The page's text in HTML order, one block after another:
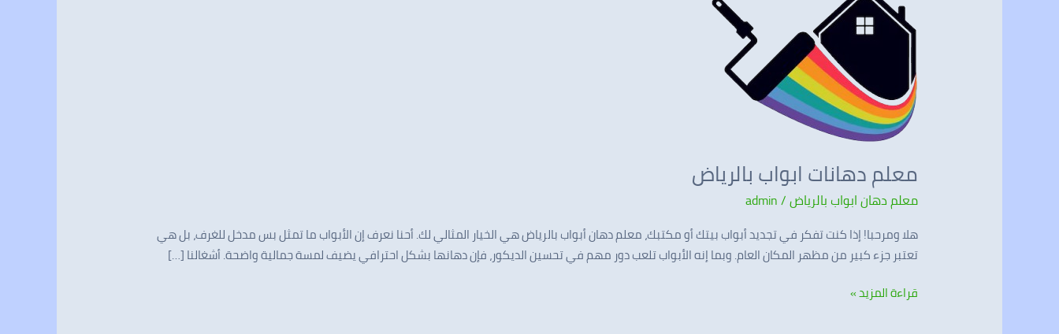
معلم دهان ابواب بالرياض/
admin
هلا ومرحبا! إذا كنت تفكر في تجديد أبواب بيتك أو مكتبك، معلم دهان أبواب بالرياض هي الخيار المثالي لك. أحنا نعرف إن الأبواب ما تمثل بس مدخل للغرف، بل هي
تعتبر جزء كبير من مظهر المكان العام. وبما إنه الأبواب تلعب دور مهم في تحسين الديكور، فإن دهانها بشكل احترافي يضيف لمسة جمالية واضحة. أشغالنا […]
دهانات
ابواب
بالرياض
قراءة المزيد »